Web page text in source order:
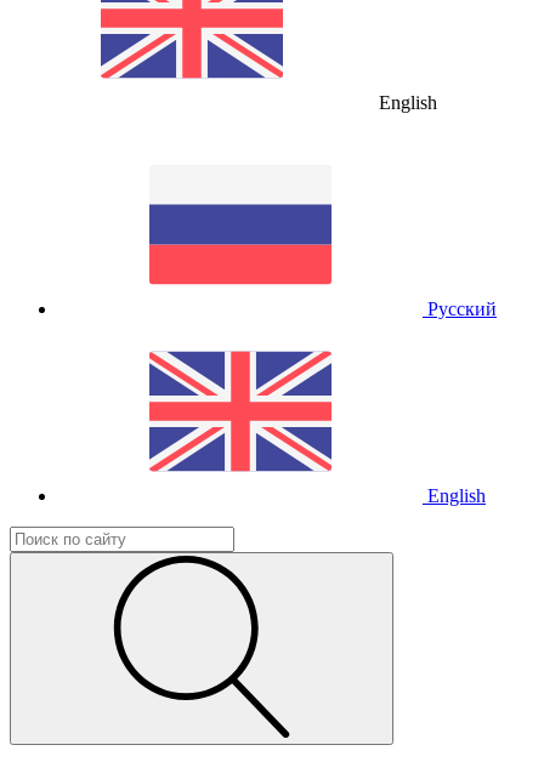
English
Русский
English